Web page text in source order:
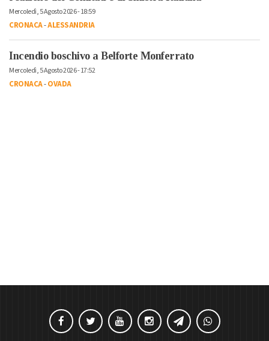
Mercoledì, 5 Agosto 2026 - 18:59
CRONACA-ALESSANDRIA
Incendio boschivo a Belforte Monferrato
Mercoledì, 5 Agosto 2026 - 17:52
CRONACA-OVADA